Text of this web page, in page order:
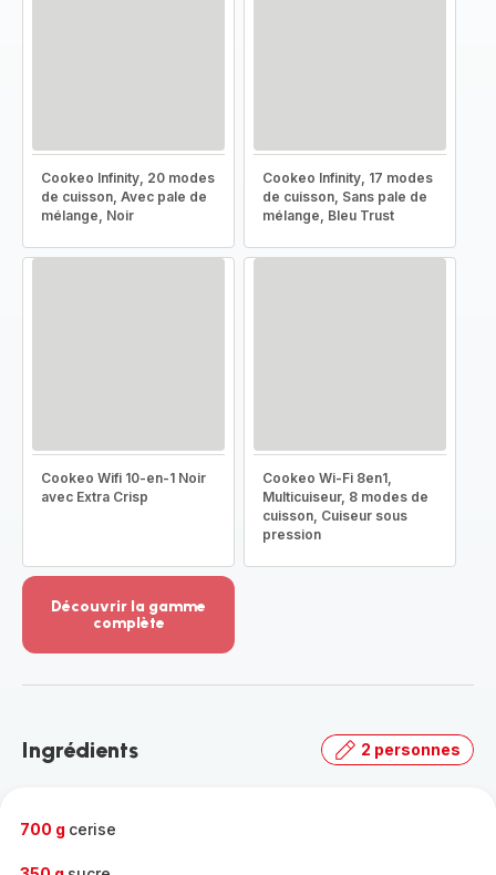
Cookeo Infinity, 20 modes
de cuisson, Avec pale de
mélange, Noir
Cookeo Infinity, 17 modes
de cuisson, Sans pale de
mélange, Bleu Trust
Cookeo Wifi 10-en-1 Noir
avec Extra Crisp
Cookeo Wi-Fi 8en1,
Multicuiseur, 8 modes de
cuisson, Cuiseur sous
pression
Découvrir la gamme
complète
-
gamme
Ingrédients 2 personnes
700 g cerise